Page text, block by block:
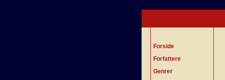
Forside
Forfattere
Genrer